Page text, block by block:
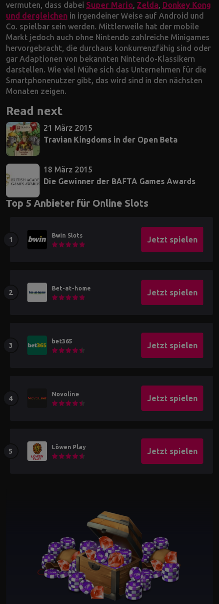
vermuten, dass dabei Super Mario Zelda Donkey Kong
und dergleichen in irgendeiner Weise auf Android und
Co. spielbar sein werden. Mittlerweile hat der mobile
Markt jedoch auch ohne Nintendo zahlreiche Minigames
hervorgebracht, die durchaus konkurrenzfähig sind oder
gar Adaptionen von bekannten Nintendo-Klassikern
darstellen. Wie viel Mühe sich das Unternehmen für die
Smartphonenutzer gibt, das wird sind in den nächsten
Monaten zeigen.
Read next
21 März 2015
Travian Kingdoms in der Open Beta
18 März 2015
Die Gewinner der BAFTA Games Awards
Top 5 Anbieter für Online Slots
Bwin Slots Jetzt spielen
Bet-at-home Jetzt spielen
bet365 Jetzt spielen
Novoline Jetzt spielen
Löwen Play Jetzt spielen